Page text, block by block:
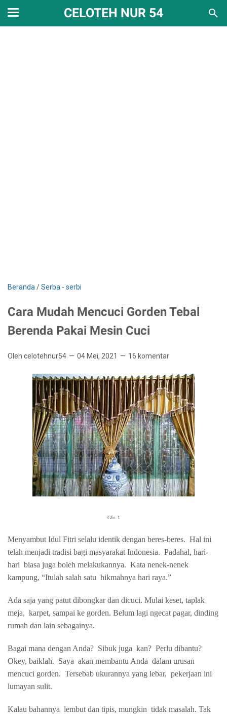
CELOTEH NUR 54
Beranda /Serba - serbi
Cara Mudah Mencuci Gorden Tebal
Berenda Pakai Mesin Cuci
Oleh celotehnur54 04 Mei, 2021 16 komentar
Gbr. 1
Menyambut Idul Fitri selalu identik dengan beres-beres. Hal ini
telah menjadi tradisi bagi masyarakat Indonesia. Padahal, hari-
hari biasa juga boleh melakukannya. Kata nenek-nenek
kampung, “Itulah salah satu hikmahnya hari raya.”
Ada saja yang patut dibongkar dan dicuci. Mulai keset, taplak
meja, karpet, sampai ke gorden. Belum lagi ngecat pagar, dinding
rumah dan lain sebagainya.
Bagai mana dengan Anda? Sibuk juga kan? Perlu dibantu?
Okey, baiklah. Saya akan membantu Anda dalam urusan
mencuci gorden. Tersebab ukurannya yang lebar, pekerjaan ini
lumayan sulit.
Kalau bahannya lembut dan tipis, mungkin tidak masalah. Tak